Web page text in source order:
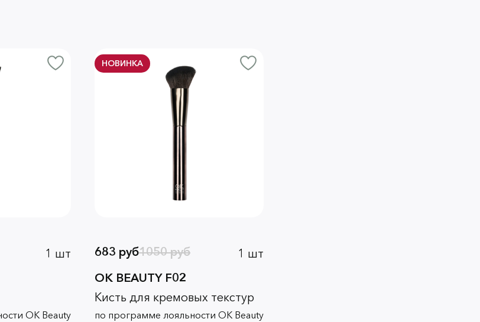
1 шт
OK Beauty
НОВИНКА
1050 руб
683 руб
1 шт
OK BEAUTY F02
Кисть для кремовых текстур
по программе лояльности OK Beauty